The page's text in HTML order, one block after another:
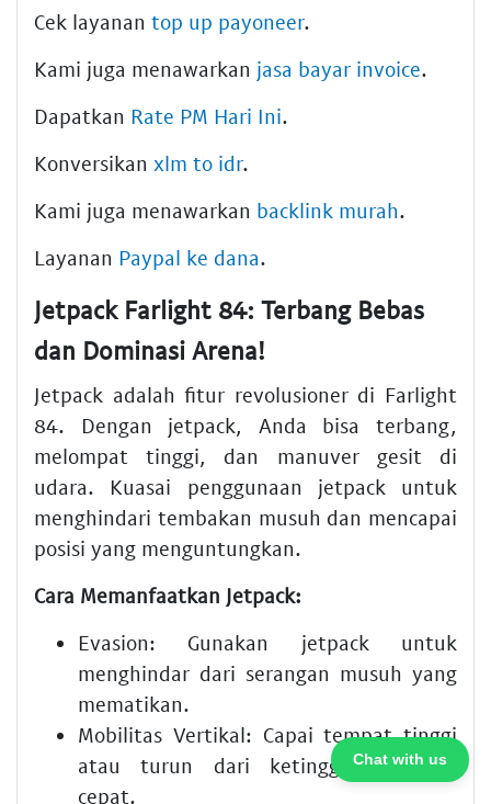
Cek layanan top up payoneer.
Kami juga menawarkan jasa bayar invoice.
Dapatkan Rate PM Hari Ini.
Konversikan xlm to idr.
Kami juga menawarkan backlink murah.
Layanan Paypal ke dana.
Jetpack Farlight 84: Terbang Bebas
dan Dominasi Arena!
Jetpack adalah fitur revolusioner di Farlight
84. Dengan jetpack, Anda bisa terbang,
melompat tinggi, dan manuver gesit di
udara. Kuasai penggunaan jetpack untuk
menghindari tembakan musuh dan mencapai
posisi yang menguntungkan.
Cara Memanfaatkan Jetpack:
Evasion: Gunakan jetpack untuk
menghindar dari serangan musuh yang
mematikan.
Mobilitas Vertikal: Capai tempat tinggi
atau turun dari ketinggian dengan
cepat.
Chat with us